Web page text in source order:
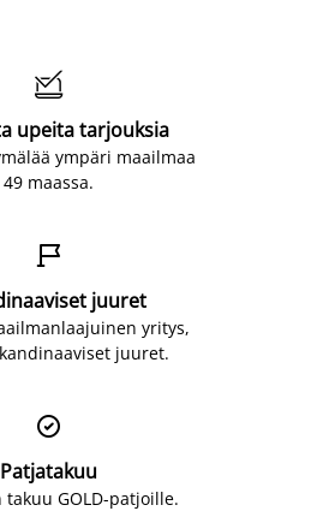

upeita tarjouksia
ympäri maailmaa
49 maassa.

juuret
yritys,
juuret.

Patjatakuu
takuu GOLD-patjoille.